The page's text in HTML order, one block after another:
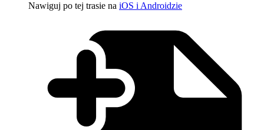
Nawiguj po tej trasie na iOS i Androidzie